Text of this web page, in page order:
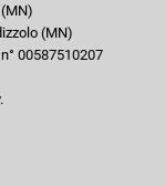
(MN)
00587510207